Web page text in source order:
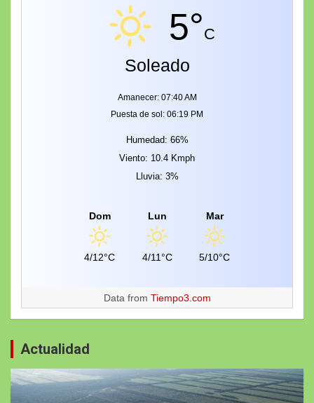
5°C
Soleado
Amanecer: 07:40 AM
Puesta de sol: 06:19 PM
Humedad: 66%
Viento: 10.4 Kmph
Lluvia: 3%
Dom
4/12°C
Lun
4/11°C
Mar
5/10°C
Data from Tiempo3.com
Actualidad